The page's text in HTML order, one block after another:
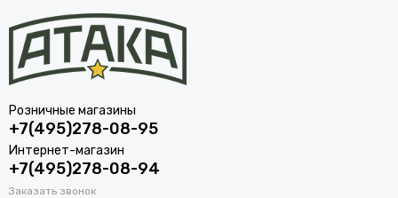
Розничные магазины
+7(495)278-08-95
Интернет-магазин
+7(495)278-08-94
Заказать звонок